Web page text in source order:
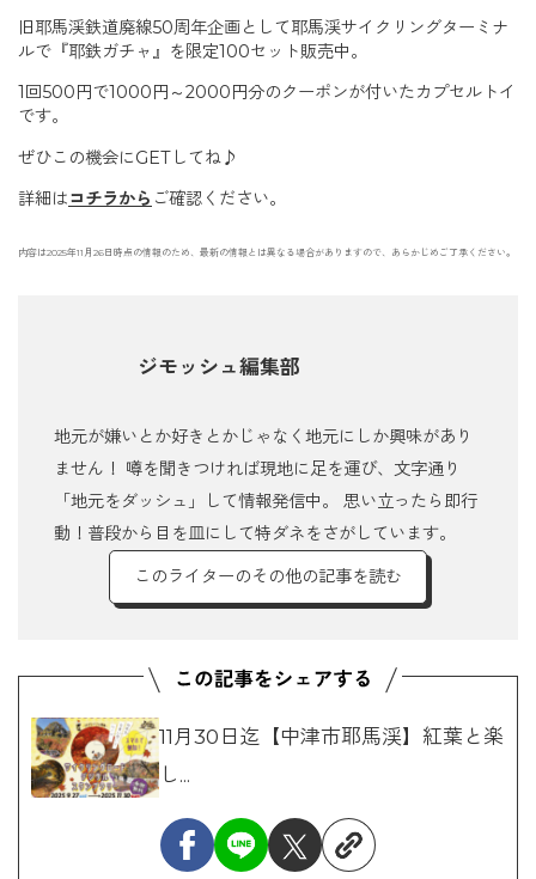
旧耶馬渓鉄道廃線50周年企画として耶馬渓サイクリングターミナ
ルで『耶鉄ガチャ』を限定100セット販売中。
1回500円で1000円～2000円分のクーポンが付いたカプセルトイ
です。
ぜひこの機会にGETしてね♪
詳細はコチラから ご確認ください。
内容は2025年11月26日時点の情報のため、最新の情報とは異なる場合がありますので、あらかじめご了承ください。
ジモッシュ編集部
地元が嫌いとか好きとかじゃなく地元にしか興味があり
ません！ 噂を聞きつければ現地に足を運び、文字通り
「地元をダッシュ」して情報発信中。 思い立ったら即行
動！普段から目を皿にして特ダネをさがしています。
このライターのその他の記事を読む
11月30日迄【中津市耶馬渓】紅葉と楽
し...